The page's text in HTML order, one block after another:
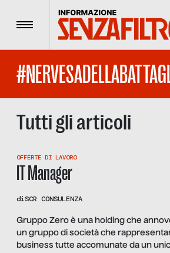
Menu
Tutti gli articoli
OFFERTE DI LAVORO
IT Manager
diSCR CONSULENZA
Gruppo Zero è una holding che
un gruppo di società che
business tutte accomunate da un